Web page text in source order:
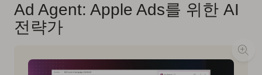
Ad Agent: Apple Ads를 위한 AI
전략가